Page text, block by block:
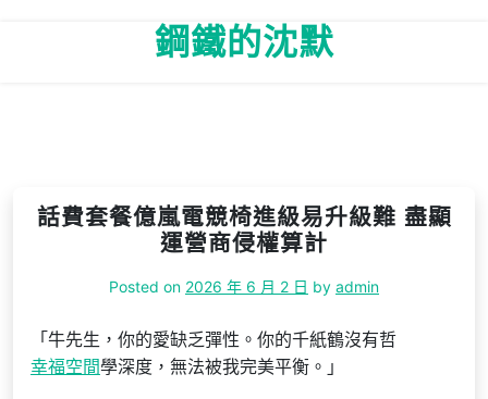
鋼鐵的沈默
話費套餐億嵐電競椅進級易升級難 盡顯
運營商侵權算計
Posted on 2026 年 6 月 2 日 by admin
「牛先生，你的愛缺乏彈性。你的千紙鶴沒有哲
幸福空間學深度，無法被我完美平衡。」